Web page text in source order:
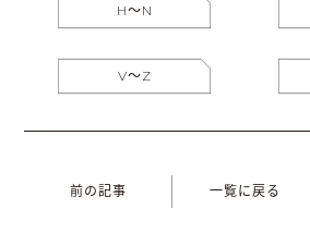
H〜N
V〜Z
前の記事 一覧に戻る